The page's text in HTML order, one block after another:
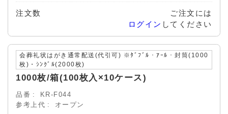
注文数
ご注文には
ログイン してください
会葬礼状はがき通常配送(代引可) ※ﾀﾞﾌﾞﾙ・ｱｰﾙ・封筒(1000
枚)・ｼﾝｸﾞﾙ(2000枚)
1000枚/箱(100枚入×10ケース)
品番
KR-F044
参考上代
オープン